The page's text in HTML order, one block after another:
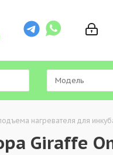
нагревателя для
Giraffe